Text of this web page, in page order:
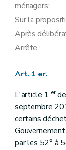
ménagers;
Sur la
Après
Arrête :
Art. 1 er.
L'article 1 erde
septembre
certains
par les 52° à